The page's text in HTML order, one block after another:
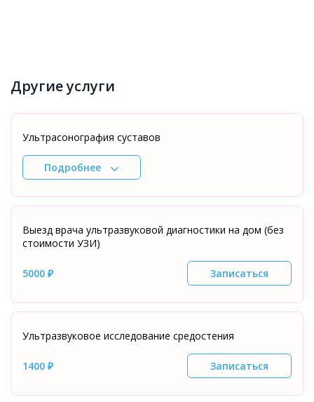
Другие услуги
Ультрасонография суставов
Подробнее
Выезд врача ультразвуковой диагностики на дом (без
стоимости УЗИ)
5000 ₽ Записаться
Ультразвуковое исследование средостения
1400 ₽ Записаться